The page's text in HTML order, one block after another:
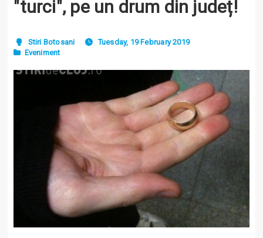
"turci", pe un drum din județ!
Stiri Botosani
Tuesday, 19 February 2019
Eveniment